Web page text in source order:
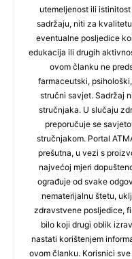
utemeljenost ili
sadržaju, niti za
eventualne posljedice
edukacija ili drugih
ovom članku ne
farmaceutski,
stručni savjet. Sadržaj
stručnjaka. U slučaju
preporučuje se
stručnjakom. Portal
prešutna, u vezi s
najvećoj mjeri
ograđuje od svake
nematerijalnu štetu,
zdravstvene posljedice,
bilo koji drugi oblik
nastati korištenjem
ovom članku. Korisnici